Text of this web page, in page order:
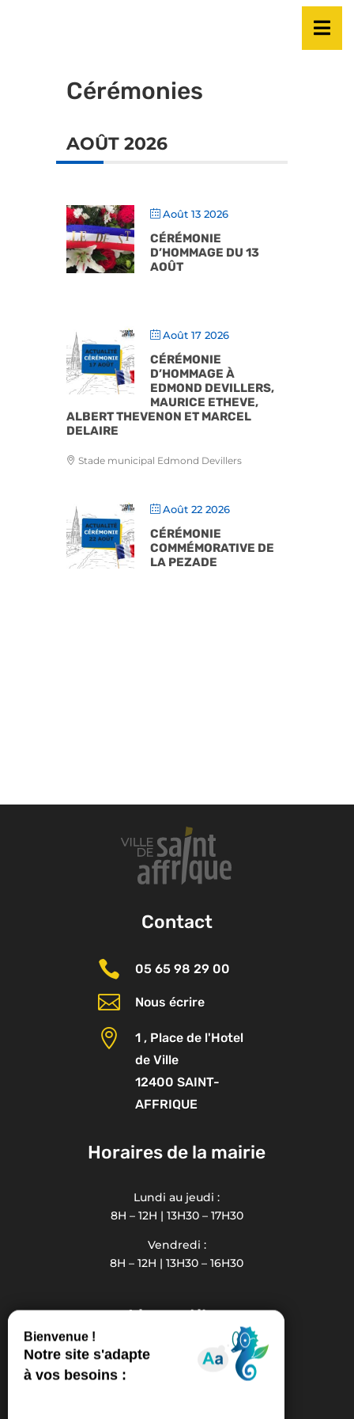
Cérémonies
AOÛT 2026
Août 13 2026
CÉRÉMONIE
D’HOMMAGE DU 13
AOÛT
Août 17 2026
CÉRÉMONIE
D’HOMMAGE À
EDMOND DEVILLERS,
MAURICE ETHEVE,
ALBERT THEVENON ET MARCEL
DELAIRE
Stade municipal Edmond Devillers
Août 22 2026
CÉRÉMONIE
COMMÉMORATIVE DE
LA PEZADE
Contact
 05 65 98 29 00
 Nous écrire

1 , Place de l'Hotel
de Ville
12400 SAINT-
AFFRIQUE
Horaires de la mairie
Lundi au jeudi :
8H – 12H | 13H30 – 17H30
Vendredi :
8H – 12H | 13H30 – 16H30
Liens utiles
La Communauté de Communes
Office de Tourisme